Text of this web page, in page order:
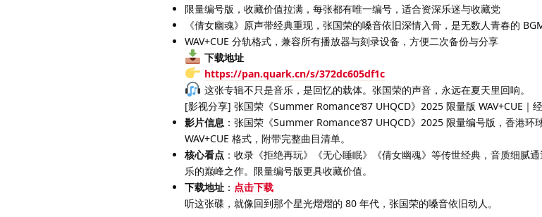
限量编号版，收藏价值拉满，每张都有唯一编号，适合资深乐迷与收藏党
《倩女幽魂》原声带经典重现，张国荣的嗓音依旧深情入骨，是无数人青春的
WAV+CUE 分轨格式，兼容所有播放器与刻录设备，方便二次备份与分享
下载地址
https://pan.quark.cn/s/372dc605df1c
这张专辑不只是音乐，是回忆的载体。张国荣的声音，永远在夏天里回响。
[影视分享] 张国荣《Summer Romance‘87 UHQCD》2025 限量版 WAV+CUE｜
影片信息 ：张国荣《Summer Romance‘87 UHQCD》2025 限量编号版，香港环
WAV+CUE 格式，附带完整曲目清单。
核心看点 ：收录《拒绝再玩》《无心睡眠》《倩女幽魂》等传世经典，音质细腻
乐的巅峰之作。限量编号版更具收藏价值。
下载地址 ： 点击下载
听这张碟，就像回到那个星光熠熠的 80 年代，张国荣的嗓音依旧动人。